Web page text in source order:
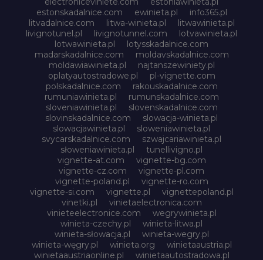
estonskadalnice.com
ewinieta.pl
info365.pl
litvadalnice.com
litwa-winieta.pl
litwawinieta.pl
livignotunel.pl
livignotunnel.com
lotvawinieta.pl
lotwawinieta.pl
lotysskadalnice.com
madarskadalnice.com
moldavskadalnice.com
moldawiawinieta.pl
najtanszewiniety.pl
oplatyautostradowe.pl
pl-vignette.com
polskadalnice.com
rakouskadalnice.com
rumuniawinieta.pl
rumunskadalnice.com
sloveniawinieta.pl
slovenskadalnice.com
slovinskadalnice.com
slowacja-winieta.pl
slowacjawinieta.pl
sloweniawinieta.pl
svycarskadalnice.com
szwajcariawinieta.pl
słoweniawinieta.pl
tunellivigno.pl
vignette-at.com
vignette-bg.com
vignette-cz.com
vignette-pl.com
vignette-poland.pl
vignette-ro.com
vignette-si.com
vignette.pl
vignettepoland.pl
vinetki.pl
vinietaelectronica.com
vinieteelectronice.com
wegrywinieta.pl
winieta-czechy.pl
winieta-litwa.pl
winieta-słowacja.pl
winieta-wegry.pl
winieta-węgry.pl
winieta.org
winietaaustria.pl
winietaaustriaonline.pl
winietaautostradowa.pl